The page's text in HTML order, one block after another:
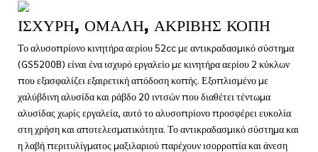
ΙΣΧΥΡΉ, ΟΜΑΛΉ, ΑΚΡΙΒΉΣ ΚΟΠΉ
Το αλυσοπρίονο κινητήρα αερίου 52cc με αντικραδασμικό σύστημα
(GS5200B) είναι ένα ισχυρό εργαλείο με κινητήρα αερίου 2 κύκλων
που εξασφαλίζει εξαιρετική απόδοση κοπής. Εξοπλισμένο με
χαλύβδινη αλυσίδα και ράβδο 20 ιντσών που διαθέτει τέντωμα
αλυσίδας χωρίς εργαλεία, αυτό το αλυσοπρίονο προσφέρει ευκολία
στη χρήση και αποτελεσματικότητα. Το αντικραδασμικό σύστημα και
η λαβή περιτυλίγματος μαξιλαριού παρέχουν ισορροπία και άνεση